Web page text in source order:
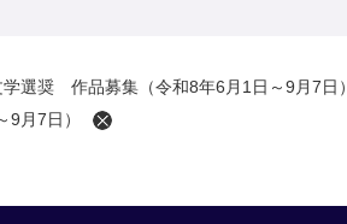
選奨 作品募集（令和8年6月1日～9月7日）
月7日）